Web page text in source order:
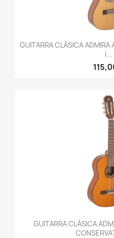
GUITARRA CLÁSICA ADMIRA
|...
GUITARRA CLÁSICA